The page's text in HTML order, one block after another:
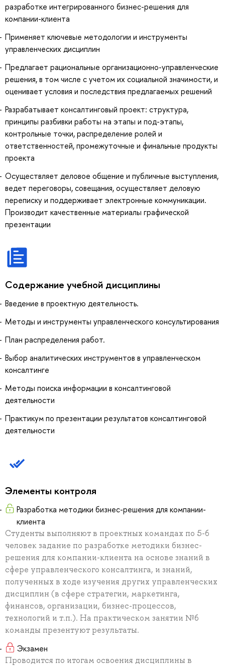
разработке интегрированного бизнес-решения для
компании-клиента
Применяет ключевые методологии и инструменты
управленческих дисциплин
Предлагает рациональные организационно-управленческие
решения, в том числе с учетом их социальной значимости, и
оценивает условия и последствия предлагаемых решений
Разрабатывает консалтинговый проект: структура,
принципы разбивки работы на этапы и под-этапы,
контрольные точки, распределение ролей и
ответственностей, промежуточные и финальные продукты
проекта
Осуществляет деловое общение и публичные выступления,
ведет переговоры, совещания, осуществляет деловую
переписку и поддерживает электронные коммуникации.
Производит качественные материалы графической
презентации
Содержание учебной дисциплины
Введение в проектную деятельность.
Методы и инструменты управленческого консультирования
План распределения работ.
Выбор аналитических инструментов в управленческом
консалтинге
Методы поиска информации в консалтинговой
деятельности
Практикум по презентации результатов консалтинговой
деятельности
Элементы контроля
Разработка методики бизнес-решения для компании-
клиента
Студенты выполняют в проектных командах по 5-6
человек задание по разработке методики бизнес-
решения для компании-клиента на основе знаний в
сфере управленческого консалтинга, и знаний,
полученных в ходе изучения других управленческих
дисциплин (в сфере стратегии, маркетинга,
финансов, организации, бизнес-процессов,
технологий и т.п.). На практическом занятии №6
команды презентуют результаты.
Экзамен
Проводится по итогам освоения дисциплины в